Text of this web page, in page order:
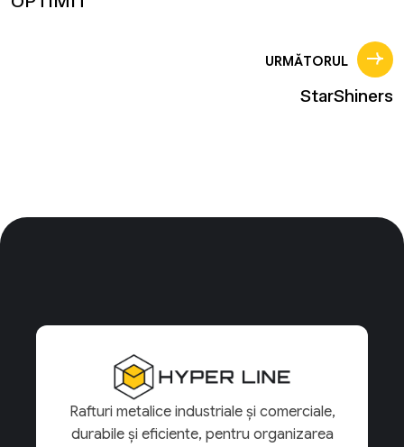
URMĂTORUL
StarShiners
Rafturi metalice industriale și comerciale,
durabile și eficiente, pentru organizarea